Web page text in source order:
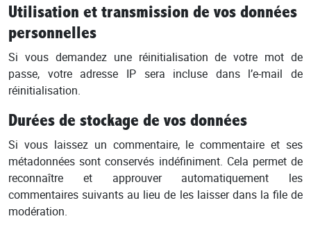
Utilisation et transmission de vos données
personnelles
Si vous demandez une réinitialisation de votre mot de
passe, votre adresse IP sera incluse dans l’e-mail de
réinitialisation.
Durées de stockage de vos données
Si vous laissez un commentaire, le commentaire et ses
métadonnées sont conservés indéfiniment. Cela permet de
reconnaître et approuver automatiquement les
commentaires suivants au lieu de les laisser dans la file de
modération.